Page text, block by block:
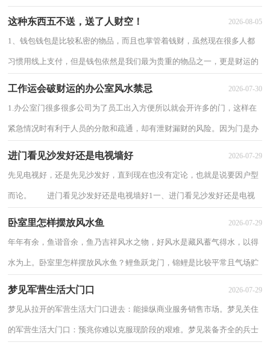
炮，目的是为了驱除邪祟，这不仅能够保证拆除工作...
这种东西五不送，送了人财空！ 2026-08-05
1、钱包钱包是比较私密的物品，而且也掌管着钱财，虽然现在很多人都
习惯用线上支付，但是钱包依然是我们最为贵重的物品之一，更是财运的
象征。所以在送人礼物的时候，最好是不要送钱...
工作运会破财运的办公室风水禁忌 2026-07-30
1.办公室门很多很多公司为了员工出入方便所以就会开许多的门，这样在
紧急情况时有利于人员的分散和疏通，却有泄财漏财的风险。因为门是办
公室气场能力进出的核心位置，它掌握着重...
进门看见沙发好还是电视墙好 2026-07-29
先见电视好，还是先见沙发好，直到现在也没有定论，也就是说要因户型
而论。 进门看见沙发好还是电视墙好1一、进门看见沙发好还是电视
墙好进门就看到沙发代表着这家的人气来来...
卧室里怎样摆放风水鱼 2026-07-29
年年有余，鱼谐音余，鱼乃吉祥风水之物，好风水是藏风蓄气得水，以得
水为上。卧室里怎样摆放风水鱼？鲤鱼跃龙门，锦鲤是比较平常且气场贮
运，生旺比较快的风水鱼。建议新手就比较适合。卧...
梦见军营生活大门口 2026-07-29
梦见从拉开的军营生活大门口进去：能操纵商业服务销售市场。梦见关住
的军营生活大门口：预兆你难以克服现阶段的艰难。梦见装备齐全的兵士